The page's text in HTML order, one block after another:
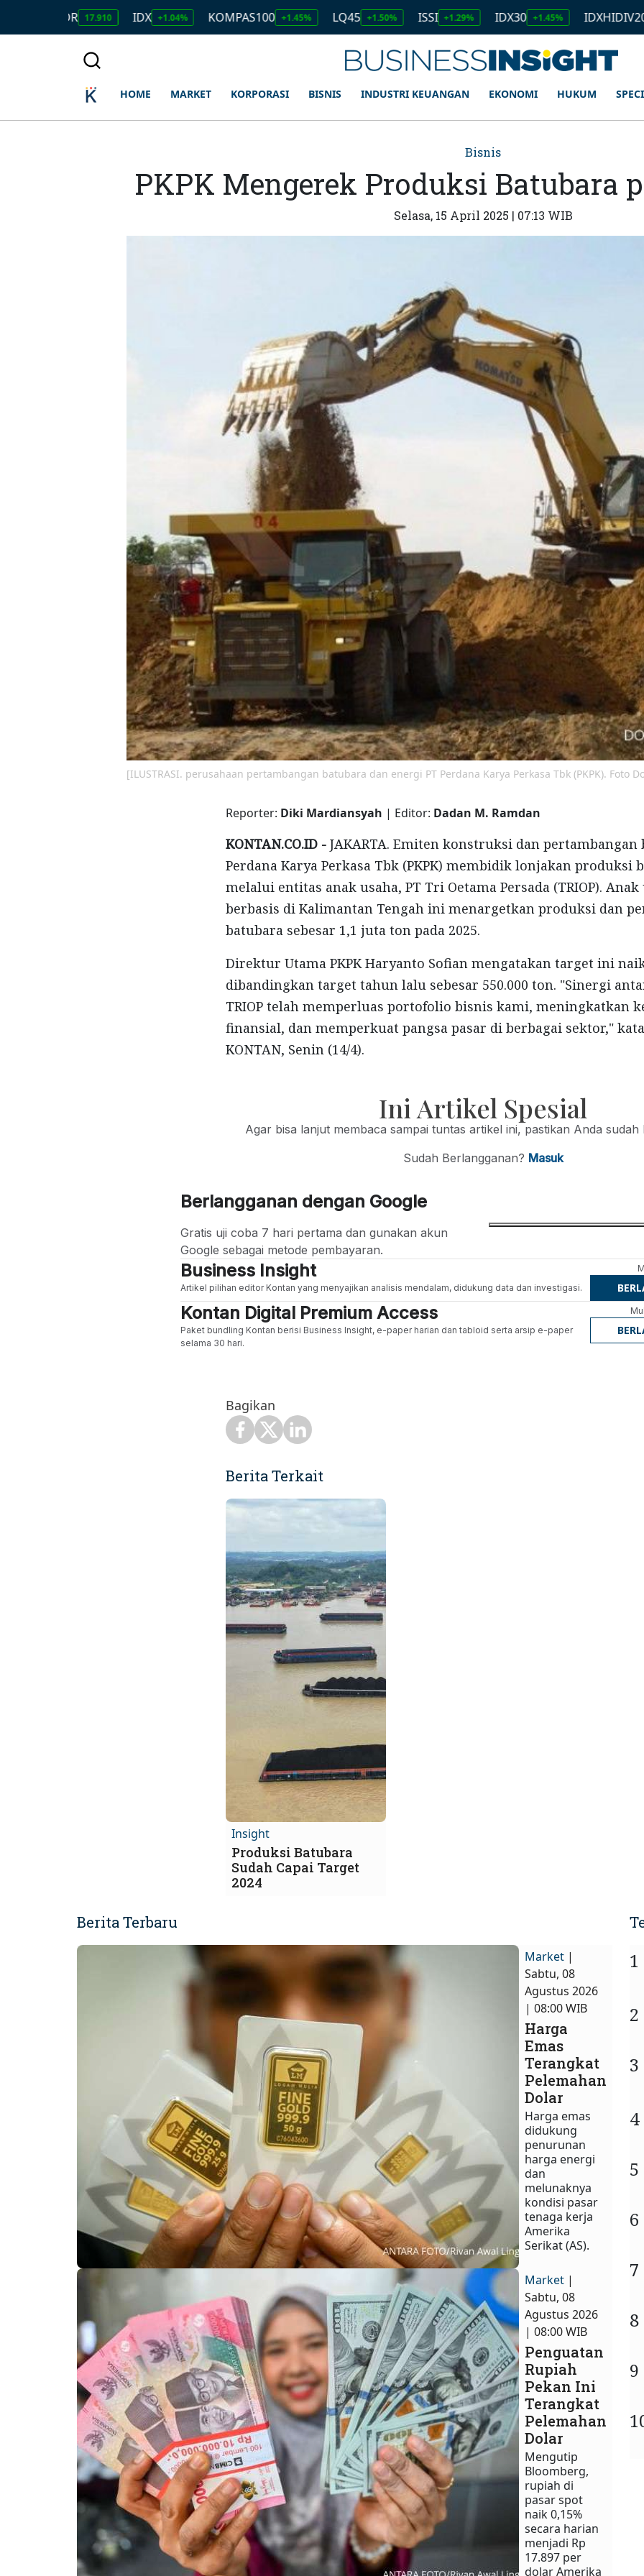
IDX +1.04% KOMPAS100 +1.45% LQ45 +1.50% ISSI +1.29% IDX30 +1.45% IDXHIDIV20 +1.11%
HOME MARKET KORPORASI BISNIS INDUSTRI KEUANGAN EKONOMI HUKUM
Bisnis
PKPK Mengerek Produksi Batubara
Selasa, 15 April 2025 | 07:13 WIB
[ILUSTRASI. perusahaan pertambangan batubara dan energi PT Perdana Karya Perkasa Tbk (PKPK). Foto
Reporter: Diki Mardiansyah | Editor: Dadan M. Ramdan
KONTAN.CO.ID - JAKARTA. Emiten konstruksi dan pertambangan
Perdana Karya Perkasa Tbk (PKPK) membidik lonjakan produksi
melalui entitas anak usaha, PT Tri Oetama Persada (TRIOP). Anak
berbasis di Kalimantan Tengah ini menargetkan produksi dan
batubara sebesar 1,1 juta ton pada 2025.
Direktur Utama PKPK Haryanto Sofian mengatakan target ini
dibandingkan target tahun lalu sebesar 550.000 ton. "Sinergi
TRIOP telah memperluas portofolio bisnis kami, meningkatkan
finansial, dan memperkuat pangsa pasar di berbagai sektor,"
KONTAN, Senin (14/4).
Ini Artikel Spesial
Agar bisa lanjut membaca sampai tuntas artikel ini, pastikan Anda sudah
Sudah Berlangganan? Masuk
Berlangganan dengan Google
Gratis uji coba 7 hari pertama dan gunakan akun
Google sebagai metode pembayaran.
Business Insight
Artikel pilihan editor Kontan yang menyajikan analisis mendalam, didukung data dan investigasi.
Kontan Digital Premium Access
Paket bundling Kontan berisi Business Insight, e-paper harian dan tabloid serta arsip e-paper
selama 30 hari.
Bagikan
Berita Terkait
Insight
Produksi Batubara
Sudah Capai Target
2024
Berita Terbaru
Market |
Sabtu, 08
Agustus 2026
| 08:00 WIB
Harga
Emas
Terangkat
Pelemahan
Dolar
Harga emas
didukung
penurunan
harga energi
dan
melunaknya
kondisi pasar
tenaga kerja
Amerika
Serikat (AS).
Market |
Sabtu, 08
Agustus 2026
| 08:00 WIB
Penguatan
Rupiah
Pekan Ini
Terangkat
Pelemahan
Dolar
Mengutip
Bloomberg,
rupiah di
pasar spot
naik 0,15%
secara harian
menjadi Rp
17.897 per
dolar Amerika
1
2
3
4
5
6
7
8
9